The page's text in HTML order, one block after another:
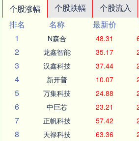
个股涨幅 个股跌幅 个股流入
排名
名称 最新价
1
N森合 48.31
2 龙鑫智能 35.17
3 汉鑫科技 37.44
4 新开普 10.07
5 万集科技 24.88
6 中巨芯 23.21
7 正帆科技 57.42
8 天禄科技 63.36